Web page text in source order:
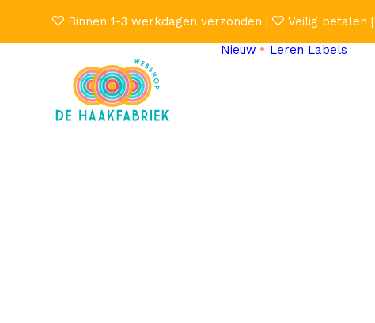
Binnen 1-3 werkdagen verzonden | Veilig betalen |
Nieuw
Leren Labels